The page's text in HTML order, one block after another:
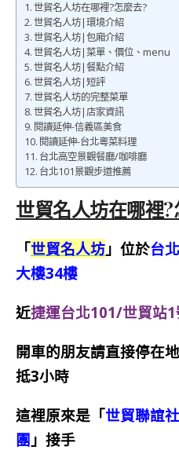
世貿名人坊在哪裡?怎麼去?
世貿名人坊|環境介紹
世貿名人坊|包廂介紹
世貿名人坊|菜單、價位、menu
世貿名人坊|餐點介紹
世貿名人坊|短評
世貿名人坊的完整菜單
世貿名人坊|店家資訊
閱讀延伸-信義區美食
閱讀延伸-台北粵菜料理
台北高空景觀餐廳/咖啡廳
台北101景觀步道推薦
世貿名人坊在哪裡?
「世貿名人坊 」位於台
大樓34樓
近捷運台北101/世貿站1
開車的朋友請直接停在
抵3小時
這裡原來是「世貿聯誼社
團 」接手